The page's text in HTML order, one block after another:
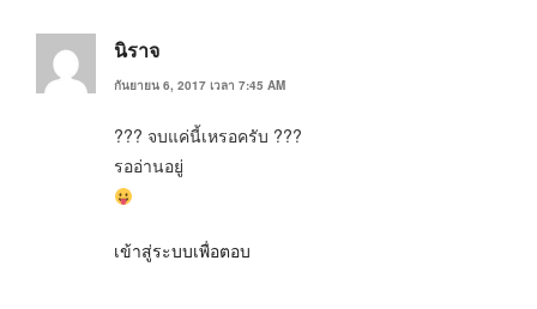
นิราจ
กันยายน 6, 2017 เวลา 7:45 AM
??? จบแค่นี้เหรอครับ ???
รออ่านอยู่
เข้าสู่ระบบเพื่อตอบ